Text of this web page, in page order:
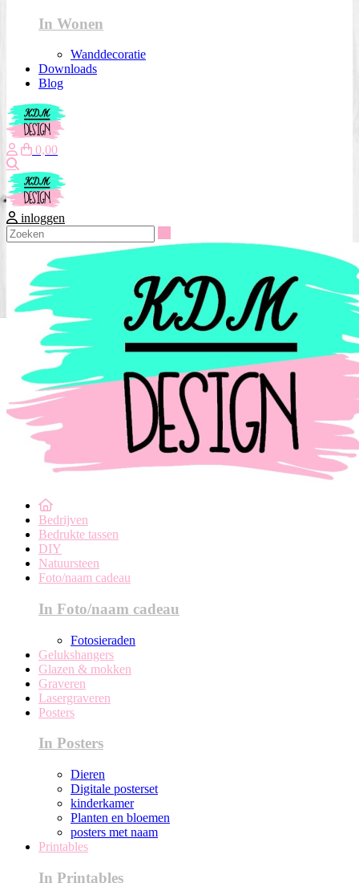
In Wonen
Wanddecoratie
Downloads
Blog
0,00
inloggen
Bedrijven
Bedrukte tassen
DIY
Natuursteen
Foto/naam cadeau
In Foto/naam cadeau
Fotosieraden
Gelukshangers
Glazen & mokken
Graveren
Lasergraveren
Posters
In Posters
Dieren
Digitale posterset
kinderkamer
Planten en bloemen
posters met naam
Printables
In Printables